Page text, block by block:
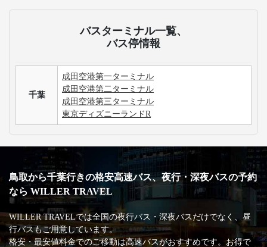
バスターミナル一覧、
バス停情報
千葉
成田空港第一ターミナル
成田空港第二ターミナル
成田空港第三ターミナル
東京ディズニーランドR
鳥取から千葉行きの格安高速バス、夜行・深夜バスの予約
なら WILLER TRAVEL
WILLER TRAVELでは全国の夜行バス・深夜バスだけでなく、昼
行バスもご用意しています。
格安・最安値料金でのご移動は高速バスがおすすめです。お得で